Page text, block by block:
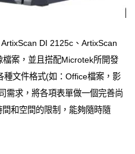
DI 2125c、ArtixScan
案，並且搭配Microtek所開發
種文件格式(如：Office檔案，影
需求，將各項表單做一個完善尚
和空間的限制，能夠隨時隨